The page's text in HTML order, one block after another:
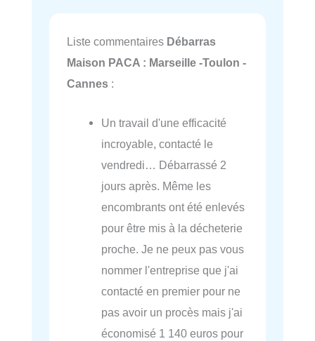
Liste commentaires Débarras
Maison PACA : Marseille -Toulon -
Cannes :
Un travail d'une efficacité
incroyable, contacté le
vendredi… Débarrassé 2
jours après. Même les
encombrants ont été enlevés
pour être mis à la décheterie
proche. Je ne peux pas vous
nommer l'entreprise que j'ai
contacté en premier pour ne
pas avoir un procès mais j'ai
économisé 1 140 euros pour